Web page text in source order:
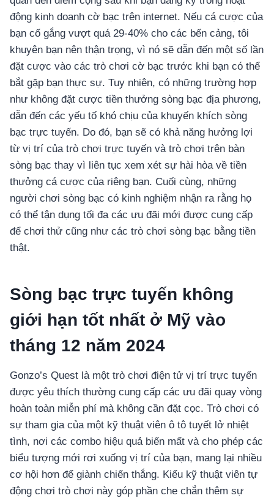
động kinh doanh cờ bạc trên internet. Nếu cá cược của
bạn cố gắng vượt quá 29-40% cho các bến cảng, tôi
khuyên bạn nên thận trọng, vì nó sẽ dẫn đến một số lần
đặt cược vào các trò chơi cờ bạc trước khi bạn có thể
bắt gặp bạn thực sự. Tuy nhiên, có những trường hợp
như không đặt cược tiền thưởng sòng bạc địa phương,
dẫn đến các yếu tố khó chịu của khuyến khích sòng
bạc trực tuyến. Do đó, bạn sẽ có khả năng hưởng lợi
từ vị trí của trò chơi trực tuyến và trò chơi trên bàn
sòng bạc thay vì liên tục xem xét sự hài hòa về tiền
thưởng cá cược của riêng bạn. Cuối cùng, những
người chơi sòng bạc có kinh nghiệm nhận ra rằng họ
có thể tận dụng tối đa các ưu đãi mới được cung cấp
để chơi thử cũng như các trò chơi sòng bạc bằng tiền
thật.
Sòng bạc trực tuyến không
giới hạn tốt nhất ở Mỹ vào
tháng 12 năm 2024
Gonzo’s Quest là một trò chơi điện tử vị trí trực tuyến
được yêu thích thường cung cấp các ưu đãi quay vòng
hoàn toàn miễn phí mà không cần đặt cọc. Trò chơi có
sự tham gia của một kỹ thuật viên ô tô tuyết lở nhiệt
tình, nơi các combo hiệu quả biến mất và cho phép các
biểu tượng mới rơi xuống vị trí của bạn, mang lại nhiều
cơ hội hơn để giành chiến thắng. Kiểu kỹ thuật viên tự
động chơi trò chơi này góp phần che chắn thêm sự